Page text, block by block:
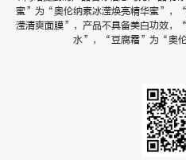
蜜”为“奥伦纳素冰滢焕亮精华蜜”
滢清爽面膜”，产品不具备美白功效
水”，“豆腐霜”为“奥伦